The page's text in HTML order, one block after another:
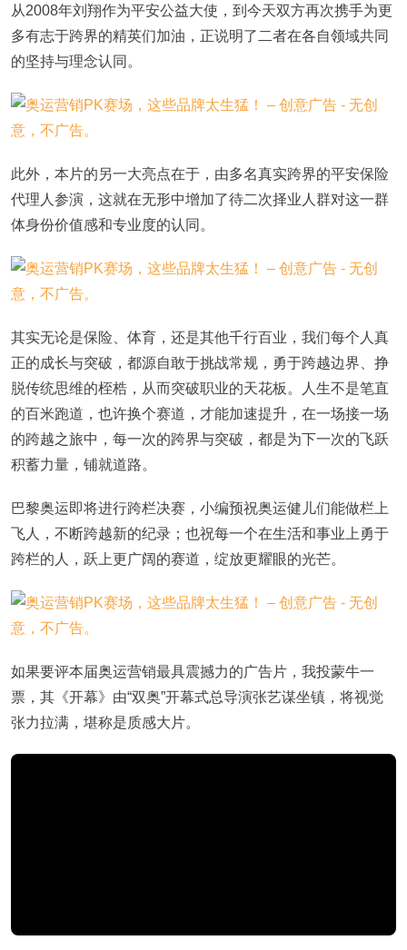
从2008年刘翔作为平安公益大使，到今天双方再次携手为更
多有志于跨界的精英们加油，正说明了二者在各自领域共同
的坚持与理念认同。
此外，本片的另一大亮点在于，由多名真实跨界的平安保险
代理人参演，这就在无形中增加了待二次择业人群对这一群
体身份价值感和专业度的认同。
其实无论是保险、体育，还是其他千行百业，我们每个人真
正的成长与突破，都源自敢于挑战常规，勇于跨越边界、挣
脱传统思维的桎梏，从而突破职业的天花板。人生不是笔直
的百米跑道，也许换个赛道，才能加速提升，在一场接一场
的跨越之旅中，每一次的跨界与突破，都是为下一次的飞跃
积蓄力量，铺就道路。
巴黎奥运即将进行跨栏决赛，小编预祝奥运健儿们能做栏上
飞人，不断跨越新的纪录；也祝每一个在生活和事业上勇于
跨栏的人，跃上更广阔的赛道，绽放更耀眼的光芒。
如果要评本届奥运营销最具震撼力的广告片，我投蒙牛一
票，其《开幕》由“双奥”开幕式总导演张艺谋坐镇，将视觉
张力拉满，堪称是质感大片。